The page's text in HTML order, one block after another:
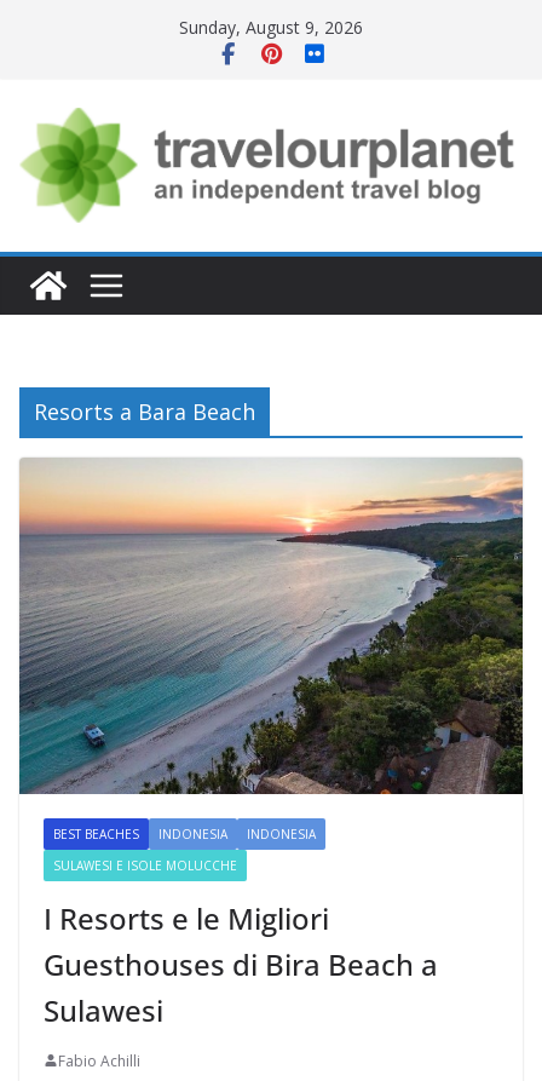
Sunday, August 9, 2026
Resorts a Bara Beach
BEST BEACHES INDONESIA
INDONESIA
SULAWESI E ISOLE MOLUCCHE
I Resorts e le Migliori
Guesthouses di Bira Beach a
Sulawesi
Fabio Achilli